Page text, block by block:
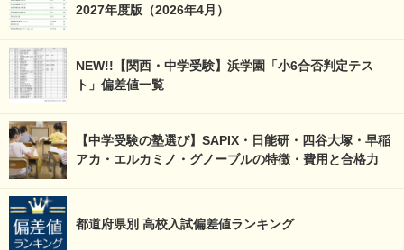
2027年度版（2026年4月）
NEW!!【関西・中学受験】浜学園「小6合否判定テス
ト」偏差値一覧
【中学受験の塾選び】SAPIX・日能研・四谷大塚・早稲
アカ・エルカミノ・グノーブルの特徴・費用と合格力
都道府県別 高校入試偏差値ランキング